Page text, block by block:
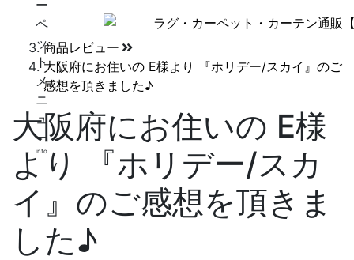
info
びっくりカーペット
ブログトップ
商品レビュー
大阪府にお住いの E様より 『ホリデー/スカイ』のご
感想を頂きました♪
大阪府にお住いの E様
より 『ホリデー/スカ
イ』のご感想を頂きま
した♪